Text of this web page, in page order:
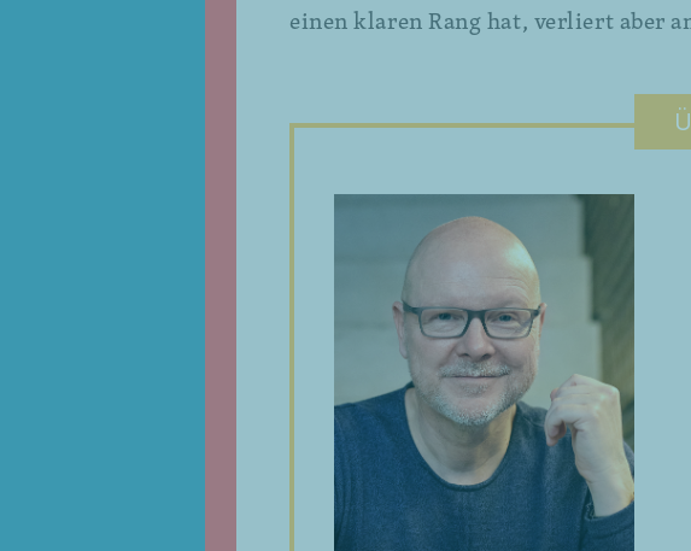
einen klaren Rang hat, verliert aber